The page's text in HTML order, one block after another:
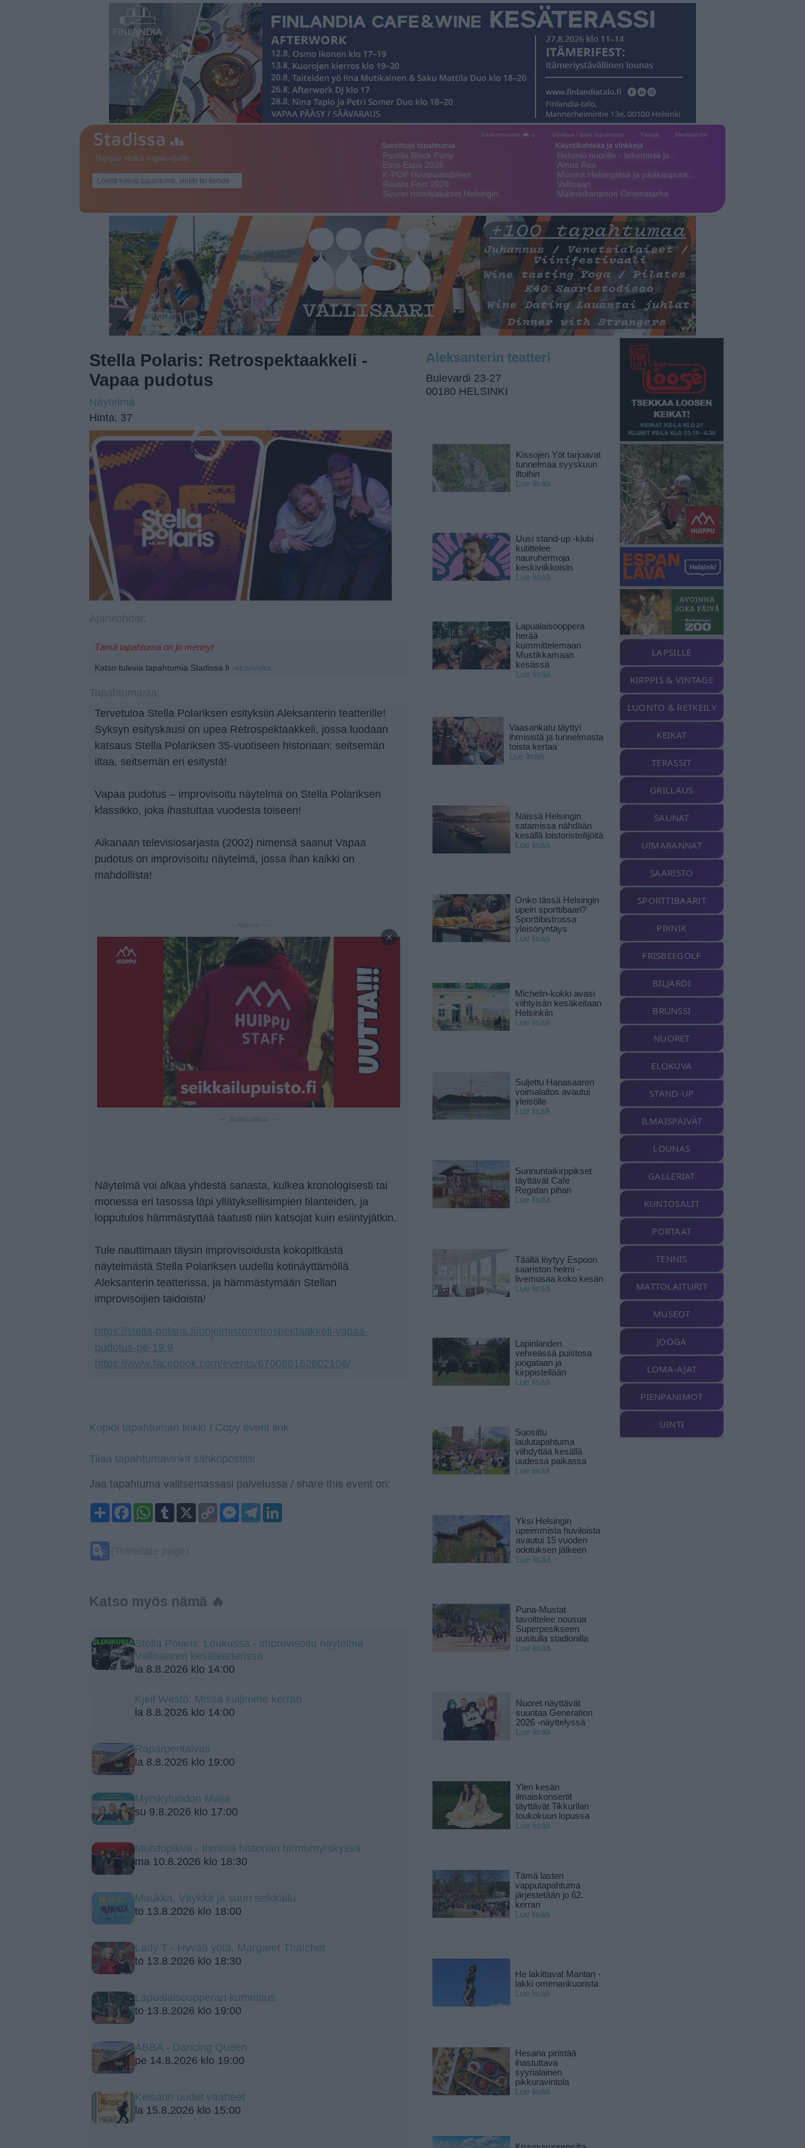
Sääennusteet 🌧 ☼ Vinkkaa / lisää tapahtuma Tietoja Mediatiedot
Suosittuja tapahtumia
Puotila Block Party
Etno-Espa 2026
K-POP Huvipuistobileet
Rastila Fest 2026
Suuret risteilyalukset Helsingin…
Käyntikohteita ja vinkkejä
Helsinki nuorille - tekemistä ja…
Amos Rex
Museot Helsingissä ja pääkaupunk…
Vallisaari
Malminkartanon Omenatarha
Stella Polaris: Retrospektaakkeli -
Vapaa pudotus
Näytelmä
Hinta: 37
Tämä tapahtuma on jo mennyt
Katso tulevia tapahtumia Stadissa.fi -etusivulta.
Tervetuloa Stella Polariksen esityksiin Aleksanterin teatterille!
Syksyn esityskausi on upea Retrospektaakkeli, jossa luodaan
katsaus Stella Polariksen 35-vuotiseen historiaan: seitsemän
iltaa, seitsemän eri esitystä!
Vapaa pudotus – improvisoitu näytelmä on Stella Polariksen
klassikko, joka ihastuttaa vuodesta toiseen!
Aikanaan televisiosarjasta (2002) nimensä saanut Vapaa
pudotus on improvisoitu näytelmä, jossa ihan kaikki on
mahdollista!
— Mainos —
×
Näytelmä voi alkaa yhdestä sanasta, kulkea kronologisesti tai
monessa eri tasossa läpi yllätyksellisimpien tilanteiden, ja
lopputulos hämmästyttää taatusti niin katsojat kuin esiintyjätkin.
Tule nauttimaan täysin improvisoidusta kokopitkästä
näytelmästä Stella Polariksen uudella kotinäyttämöllä
Aleksanterin teatterissa, ja hämmästymään Stellan
improvisoijien taidoista!
https://stella-polaris.fi/ohjelmisto/retrospektaakkeli-vapaa-
pudotus-pe-19.9
https://www.facebook.com/events/670080162602106/
Kopioi tapahtuman linkki / Copy event link
Tilaa tapahtumavinkit sähköpostiisi
Jaa tapahtuma valitsemassasi palvelussa / share this event on:
ShareFacebookWhatsApp
Tumblr
X
Copy
Link
Messenger
Telegram
Katso myös nämä 🔥
Stella Polaris: Loukussa - improvisoitu näytelmä
Vallisaaren kesäteatterissa
la 8.8.2026 klo 14:00
Kjell Westö: Missä kuljimme kerran
la 8.8.2026 klo 14:00
Raparperitaivas
la 8.8.2026 klo 19:00
Myrskyluodon Maija
su 9.8.2026 klo 17:00
Muistopäivä - Ihmisiä historian hirmumyrskyssä
ma 10.8.2026 klo 18:30
Maukka, Väykkä ja suuri seikkailu
to 13.8.2026 klo 18:00
Lady T - Hyvää yötä, Margaret Thatcher
to 13.8.2026 klo 18:30
Lapualaisoopperan kummitus
to 13.8.2026 klo 19:00
ABBA - Dancing Queen
pe 14.8.2026 klo 19:00
Keisarin uudet vaatteet
la 15.8.2026 klo 15:00
Aleksanterin teatteri
Bulevardi 23-27
00180 HELSINKI
Kissojen Yöt tarjoavat
tunnelmaa syyskuun
iltoihin
Lue lisää
Uusi stand-up -klubi
kutittelee
nauruhermoja
keskiviikkoisin
Lue lisää
Lapualaisooppera
herää
kummittelemaan
Mustikkamaan
kesässä
Lue lisää
Vaasankatu täyttyi
ihmisistä ja tunnelmasta
toista kertaa
Lue lisää
Näissä Helsingin
satamissa nähdään
kesällä loistoristeilijöitä
Lue lisää
Onko tässä Helsingin
upein sporttibaari?
Sporttibistrossa
yleisöryntäys
Lue lisää
Michelin-kokki avasi
viihtyisän kesäkeitaan
Helsinkiin
Lue lisää
Suljettu Hanasaaren
voimalaitos avautui
yleisölle
Lue lisää
Sunnuntaikirppikset
täyttävät Cafe
Regatan pihan
Lue lisää
Täältä löytyy Espoon
saariston helmi -
livemusaa koko kesän
Lue lisää
Lapinlanden
vehreässä puistosa
joogataan ja
kirppistellään
Lue lisää
Suosittu
laulutapahtuma
viihdyttää kesällä
uudessa paikassa
Lue lisää
Yksi Helsingin
upeimmista huviloista
avautui 15 vuoden
odotuksen jälkeen
Lue lisää
Puna-Mustat
tavoittelee nousua
Superpesikseen
uusitulla stadionilla
Lue lisää
Nuoret näyttävät
suuntaa Generation
2026 -näyttelyssä
Lue lisää
Ylen kesän
ilmaiskonsertit
täyttävät Tikkurilan
toukokuun lopussa
Lue lisää
Tämä lasten
vapputapahtuma
järjestetään jo 62.
kerran
Lue lisää
He lakittavat Mantan -
lakki omenankuorista
Lue lisää
Hesaria piristää
ihastuttava
syyrialainen
pikkuravintola
Lue lisää
LAPSILLE
KIRPPIS & VINTAGE
LUONTO & RETKEILY
KEIKAT
TERASSIT
GRILLAUS
SAUNAT
UIMARANNAT
SAARISTO
SPORTTIBAARIT
PIKNIK
FRISBEEGOLF
BILJARDI
BRUNSSI
NUORET
ELOKUVA
STAND-UP
ILMAISPÄIVÄT
LOUNAS
GALLERIAT
KUNTOSALIT
PORTAAT
TENNIS
MATTOLAITURIT
MUSEOT
JOOGA
LOMA-AJAT
PIENPANIMOT
UINTI